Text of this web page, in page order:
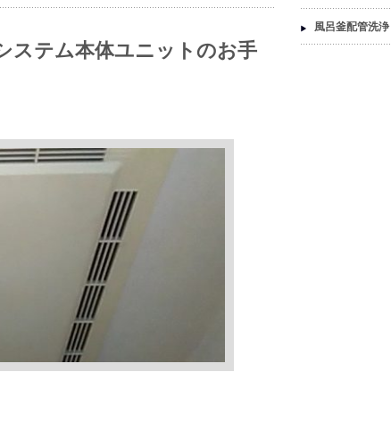
ステム本体ユニットのお手
風呂釜配管洗浄